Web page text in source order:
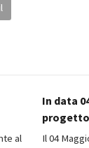
al
In data
progetto
Il 04